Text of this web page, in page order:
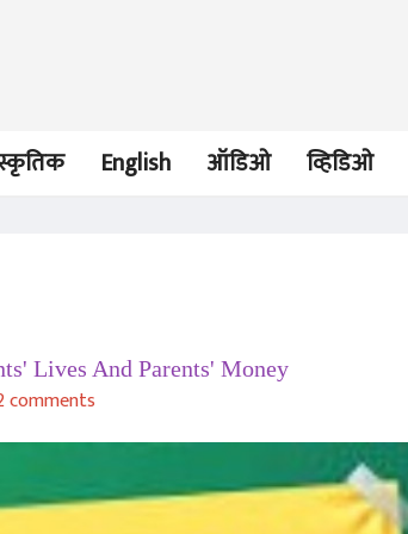
English ऑडिओ व्हिडिओ
Lives And Parents' Money
comments
NEET-ReNEET-Repeat
19 May 2026